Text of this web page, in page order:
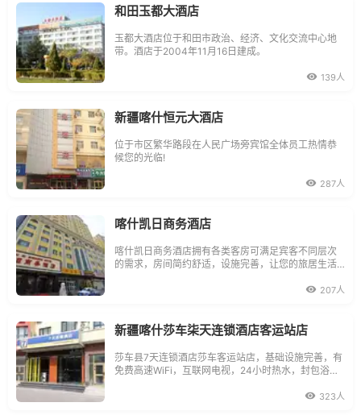
和田玉都大酒店
玉都大酒店位于和田市政治、经济、文化交流中心地
带。酒店于2004年11月16日建成。
139人
新疆喀什恒元大酒店
位于市区繁华路段在人民广场旁宾馆全体员工热情恭
候您的光临!
287人
喀什凯日商务酒店
喀什凯日商务酒店拥有各类客房可满足宾客不同层次
的需求，房间简约舒适，设施完善，让您的旅居生活
207人
新疆喀什莎车柒天连锁酒店客运站店
莎车县7天连锁酒店莎车客运站店，基础设施完善，有
免费高速WiFi，互联网电视，24小时热水，封包浴
位于莎车县城，距离汽车站仅一公里，距离火车站5公
323人